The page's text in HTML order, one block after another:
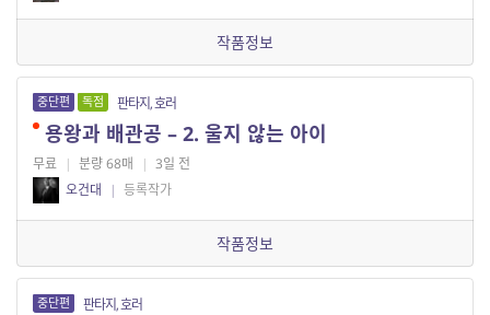
작품정보
중단편 독점 판타지, 호러
용왕과 배관공 – 2. 울지 않는 아이
무료 | 분량 68매 | 3일 전
오건대
| 등록작가
작품정보
중단편 판타지, 호러